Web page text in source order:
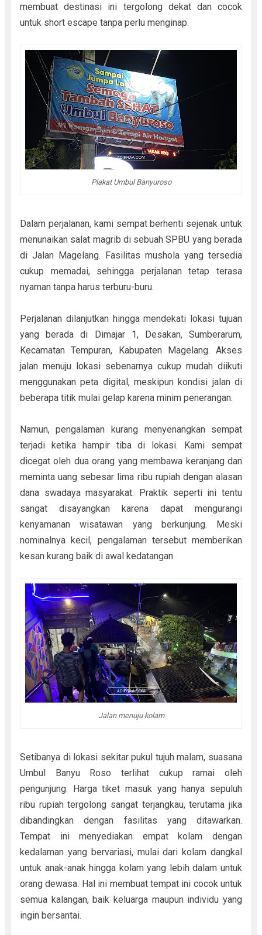
membuat destinasi ini tergolong dekat dan cocok
untuk short escape tanpa perlu menginap.
Plakat Umbul Banyuroso
Dalam perjalanan, kami sempat berhenti sejenak untuk
menunaikan salat magrib di sebuah SPBU yang berada
di Jalan Magelang. Fasilitas mushola yang tersedia
cukup memadai, sehingga perjalanan tetap terasa
nyaman tanpa harus terburu-buru.
Perjalanan dilanjutkan hingga mendekati lokasi tujuan
yang berada di Dimajar 1, Desakan, Sumberarum,
Kecamatan Tempuran, Kabupaten Magelang. Akses
jalan menuju lokasi sebenarnya cukup mudah diikuti
menggunakan peta digital, meskipun kondisi jalan di
beberapa titik mulai gelap karena minim penerangan.
Namun, pengalaman kurang menyenangkan sempat
terjadi ketika hampir tiba di lokasi. Kami sempat
dicegat oleh dua orang yang membawa keranjang dan
meminta uang sebesar lima ribu rupiah dengan alasan
dana swadaya masyarakat. Praktik seperti ini tentu
sangat disayangkan karena dapat mengurangi
kenyamanan wisatawan yang berkunjung. Meski
nominalnya kecil, pengalaman tersebut memberikan
kesan kurang baik di awal kedatangan.
Jalan menuju kolam
Setibanya di lokasi sekitar pukul tujuh malam, suasana
Umbul Banyu Roso terlihat cukup ramai oleh
pengunjung. Harga tiket masuk yang hanya sepuluh
ribu rupiah tergolong sangat terjangkau, terutama jika
dibandingkan dengan fasilitas yang ditawarkan.
Tempat ini menyediakan empat kolam dengan
kedalaman yang bervariasi, mulai dari kolam dangkal
untuk anak-anak hingga kolam yang lebih dalam untuk
orang dewasa. Hal ini membuat tempat ini cocok untuk
semua kalangan, baik keluarga maupun individu yang
ingin bersantai.